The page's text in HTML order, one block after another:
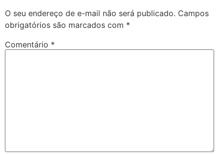
O seu endereço de e-mail não será publicado. Campos
obrigatórios são marcados com *
Comentário *